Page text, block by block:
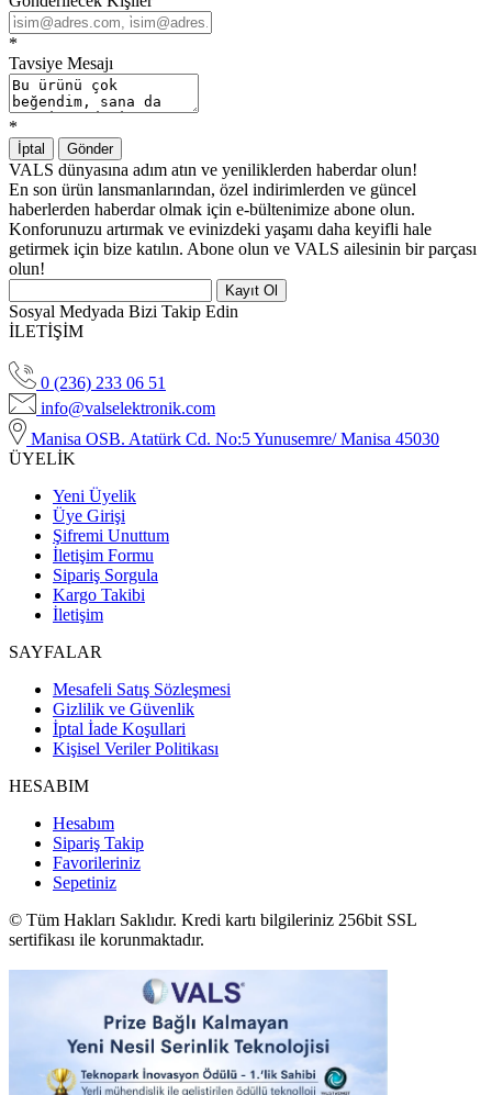
*
Tavsiye Mesajı
*
İptal Gönder
VALS dünyasına adım atın ve yeniliklerden haberdar olun!
En son ürün lansmanlarından, özel indirimlerden ve güncel
haberlerden haberdar olmak için e-bültenimize abone olun.
Konforunuzu artırmak ve evinizdeki yaşamı daha keyifli hale
getirmek için bize katılın. Abone olun ve VALS ailesinin bir parçası
olun!
Kayıt Ol
Sosyal Medyada Bizi Takip Edin
İLETİŞİM
0 (236) 233 06 51
info@valselektronik.com
Manisa OSB. Atatürk Cd. No:5 Yunusemre/ Manisa 45030
ÜYELİK
Yeni Üyelik
Üye Girişi
Şifremi Unuttum
İletişim Formu
Sipariş Sorgula
Kargo Takibi
İletişim
SAYFALAR
Mesafeli Satış Sözleşmesi
Gizlilik ve Güvenlik
İptal İade Koşullari
Kişisel Veriler Politikası
HESABIM
Hesabım
Sipariş Takip
Favorileriniz
Sepetiniz
© Tüm Hakları Saklıdır. Kredi kartı bilgileriniz 256bit SSL
sertifikası ile korunmaktadır.